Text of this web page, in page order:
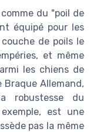
du "poil de
équipé pour les
de poils le
et même
les chiens de
Braque Allemand,
robustesse du
est une
pas la même